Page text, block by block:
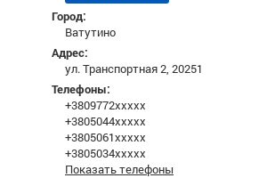
Город:
Ватутино
Адрес:
ул. Транспортная 2, 20251
Телефоны:
+3809772xxxxx
+3805044xxxxx
+3805061xxxxx
+3805034xxxxx
Показать телефоны